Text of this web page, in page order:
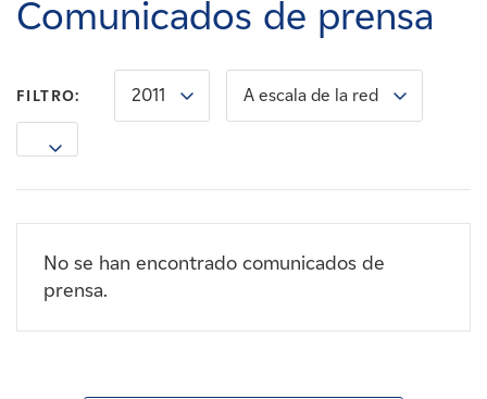
Carreras
Noticias
Comunicados de prensa
FILTRO: 2011 A escala de la red
No se han encontrado comunicados de
prensa.